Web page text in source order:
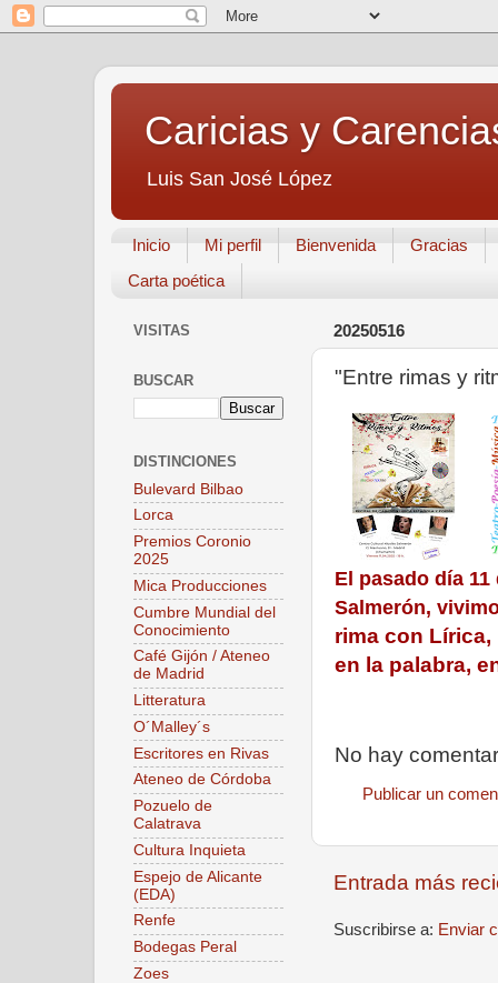
Caricias y
Luis San José López
Inicio Mi perfil Bienvenida
Gracias
Carta poética
20250516
"Entre rimas y
El pasado día
Salmerón,
rima con Lírica,
en la palabra,
No hay
Publicar un
Entrada más
Suscribirse a: Enviar
VISITAS
BUSCAR
DISTINCIONES
Bulevard Bilbao
Lorca
Premios Coronio
2025
Mica Producciones
Cumbre Mundial del
Conocimiento
Café Gijón / Ateneo
de Madrid
Litteratura
O´Malley´s
Escritores en Rivas
Ateneo de Córdoba
Pozuelo de
Calatrava
Cultura Inquieta
Espejo de Alicante
(EDA)
Renfe
Bodegas Peral
Zoes